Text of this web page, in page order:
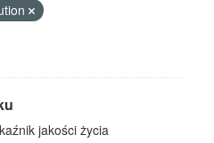
jakości życia